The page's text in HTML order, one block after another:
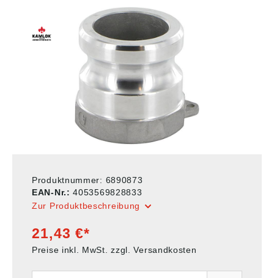
Produktnummer: 6890873
EAN-Nr.:4053569828833
Zur Produktbeschreibung
21,43 €*
Preise inkl. MwSt. zzgl. Versandkosten